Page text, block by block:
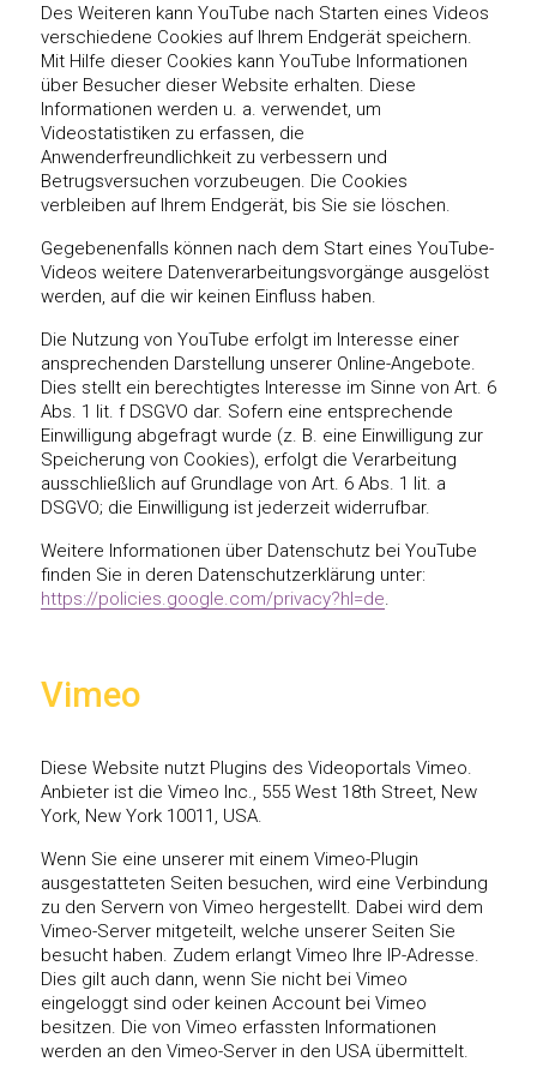
Des Weiteren kann YouTube nach Starten eines Videos
verschiedene Cookies auf Ihrem Endgerät speichern.
Mit Hilfe dieser Cookies kann YouTube Informationen
über Besucher dieser Website erhalten. Diese
Informationen werden u. a. verwendet, um
Videostatistiken zu erfassen, die
Anwenderfreundlichkeit zu verbessern und
Betrugsversuchen vorzubeugen. Die Cookies
verbleiben auf Ihrem Endgerät, bis Sie sie löschen.
Gegebenenfalls können nach dem Start eines YouTube-
Videos weitere Datenverarbeitungsvorgänge ausgelöst
werden, auf die wir keinen Einfluss haben.
Die Nutzung von YouTube erfolgt im Interesse einer
ansprechenden Darstellung unserer Online-Angebote.
Dies stellt ein berechtigtes Interesse im Sinne von Art. 6
Abs. 1 lit. f DSGVO dar. Sofern eine entsprechende
Einwilligung abgefragt wurde (z. B. eine Einwilligung zur
Speicherung von Cookies), erfolgt die Verarbeitung
ausschließlich auf Grundlage von Art. 6 Abs. 1 lit. a
DSGVO; die Einwilligung ist jederzeit widerrufbar.
Weitere Informationen über Datenschutz bei YouTube
finden Sie in deren Datenschutzerklärung unter:
https://policies.google.com/privacy?hl=de.
Vimeo
Diese Website nutzt Plugins des Videoportals Vimeo.
Anbieter ist die Vimeo Inc., 555 West 18th Street, New
York, New York 10011, USA.
Wenn Sie eine unserer mit einem Vimeo-Plugin
ausgestatteten Seiten besuchen, wird eine Verbindung
zu den Servern von Vimeo hergestellt. Dabei wird dem
Vimeo-Server mitgeteilt, welche unserer Seiten Sie
besucht haben. Zudem erlangt Vimeo Ihre IP-Adresse.
Dies gilt auch dann, wenn Sie nicht bei Vimeo
eingeloggt sind oder keinen Account bei Vimeo
besitzen. Die von Vimeo erfassten Informationen
werden an den Vimeo-Server in den USA übermittelt.